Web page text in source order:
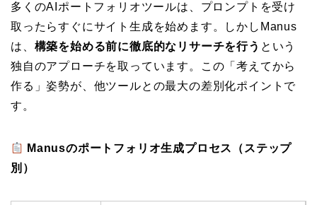
多くのAIポートフォリオツールは、プロンプトを受け
取ったらすぐにサイト生成を始めます。しかしManus
は、 構築を始める前に徹底的なリサーチを行う という
独自のアプローチを取っています。この「考えてから
作る」姿勢が、他ツールとの最大の差別化ポイントで
す。
Manusのポートフォリオ生成プロセス（ステップ
別）